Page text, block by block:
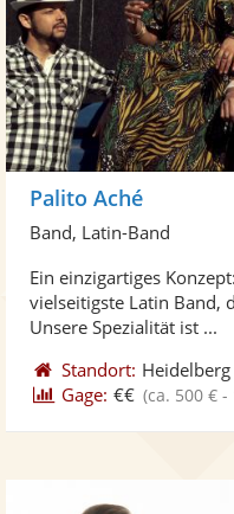
Palito Aché
Band, Latin-Band
Ein einzigartiges
vielseitigste Latin Band,
Unsere Spezialität ist ...
Standort: Heidelberg
Gage: €€ (ca. 500 €